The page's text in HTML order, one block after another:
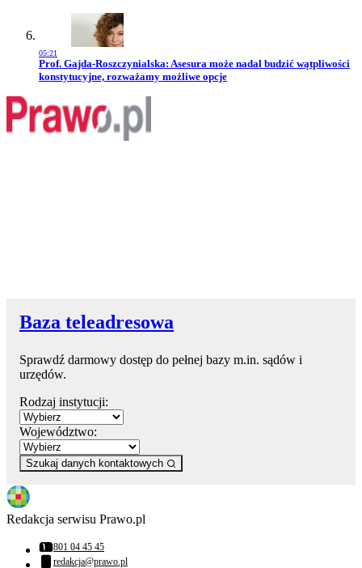
05:21
Przejdź do artykułu:
Prof. Gajda-Roszczynialska: Asesura może nadal budzić wątpliwości
konstytucyjne, rozważamy możliwe opcje
Baza teleadresowa
Sprawdź darmowy dostęp do pełnej bazy m.in. sądów i
urzędów.
Rodzaj instytucji:
Województwo:
Szukaj danych kontaktowych
Redakcja serwisu Prawo.pl
Numer telefonu:
801 04 45 45
redakcja@prawo.pl